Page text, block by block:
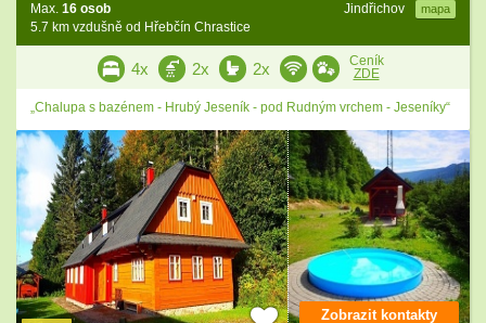
Jindřichov mapa
Max. 16 osob
5.7 km vzdušně od Hřebčín Chrastice
4x 2x 2x
Ceník
ZDE
„Chalupa s bazénem - Hrubý Jeseník - pod Rudným vrchem - Jeseníky“
Zobrazit kontakty